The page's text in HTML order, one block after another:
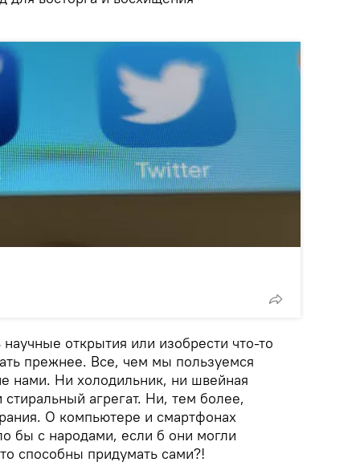
открытия или изобрести что-то
прежнее. Все, чем мы пользуемся
нами. Ни холодильник, ни швейная
агрегат. Ни, тем более,
О компьютере и смартфонах
бы с народами, если б они могли
способны придумать сами?!